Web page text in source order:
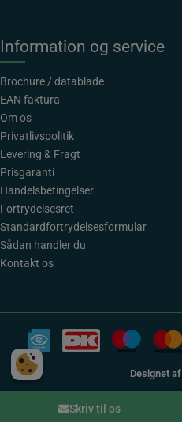
Information og service
Brochure / datablade
EAN faktura
Om os
Privatlivspolitik
Levering & Fragt
Prisgaranti
Handelsbetingelser
Fortrydelsesret
Standardfortrydelsesformular
Sådan handler du
Kontakt os
Designet af
Skriv til os